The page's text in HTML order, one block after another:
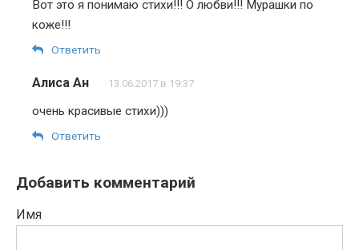
Вот это я понимаю стихи!!! О любви!!! Мурашки по
коже!!!
Ответить
Алиса Ан 13.06.2017 в 19:37
очень красивые стихи)))
Ответить
Добавить комментарий
Имя